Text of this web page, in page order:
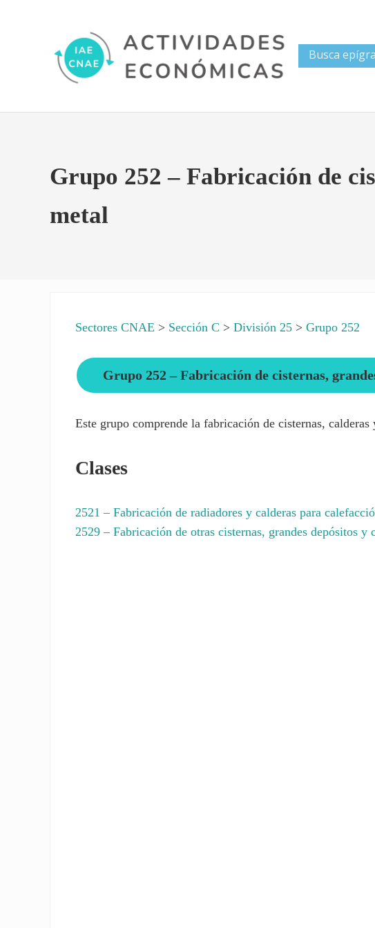
Grupo 252 – Fabricación de
metal
Sectores CNAE > Sección C >División 25 >Grupo 252
Grupo 252 – Fabricación de cisternas,
Este grupo comprende la fabricación de cisternas,
Clases
2521 – Fabricación de radiadores y calderas para
2529 – Fabricación de otras cisternas, grandes depósitos y